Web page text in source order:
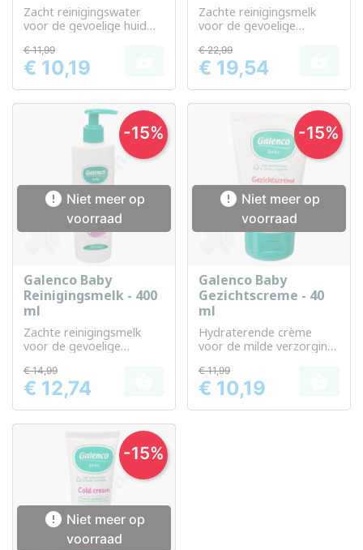
Zacht reinigingswater
voor de gevoelige huid
Prijs
€ 11,99
€ 10,19
Zachte reinigingsmelk
voor de gevoelige
Prijs
€ 22,99
€ 19,54
 Niet meer op
voorraad
Galenco Baby
Reinigingsmelk - 400
ml
Zachte reinigingsmelk
voor de gevoelige
Prijs
€ 14,99
€ 12,74
-15%
 Niet meer op
voorraad
Galenco Baby
Gezichtscreme - 40
ml
Hydraterende crème
voor de milde verzorging
Prijs
€ 11,99
€ 10,19
-15%
 Niet meer op
voorraad
-15%